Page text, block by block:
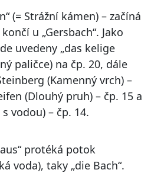
(= Strážní kámen) – začíná
u „Gersbach“. Jako
uvedeny „das kelige
paličce) na čp. 20, dále
(Kamenný vrch) –
(Dlouhý pruh) – čp. 15 a
vodou) – čp. 14.
protéká potok
voda), taky „die Bach“.